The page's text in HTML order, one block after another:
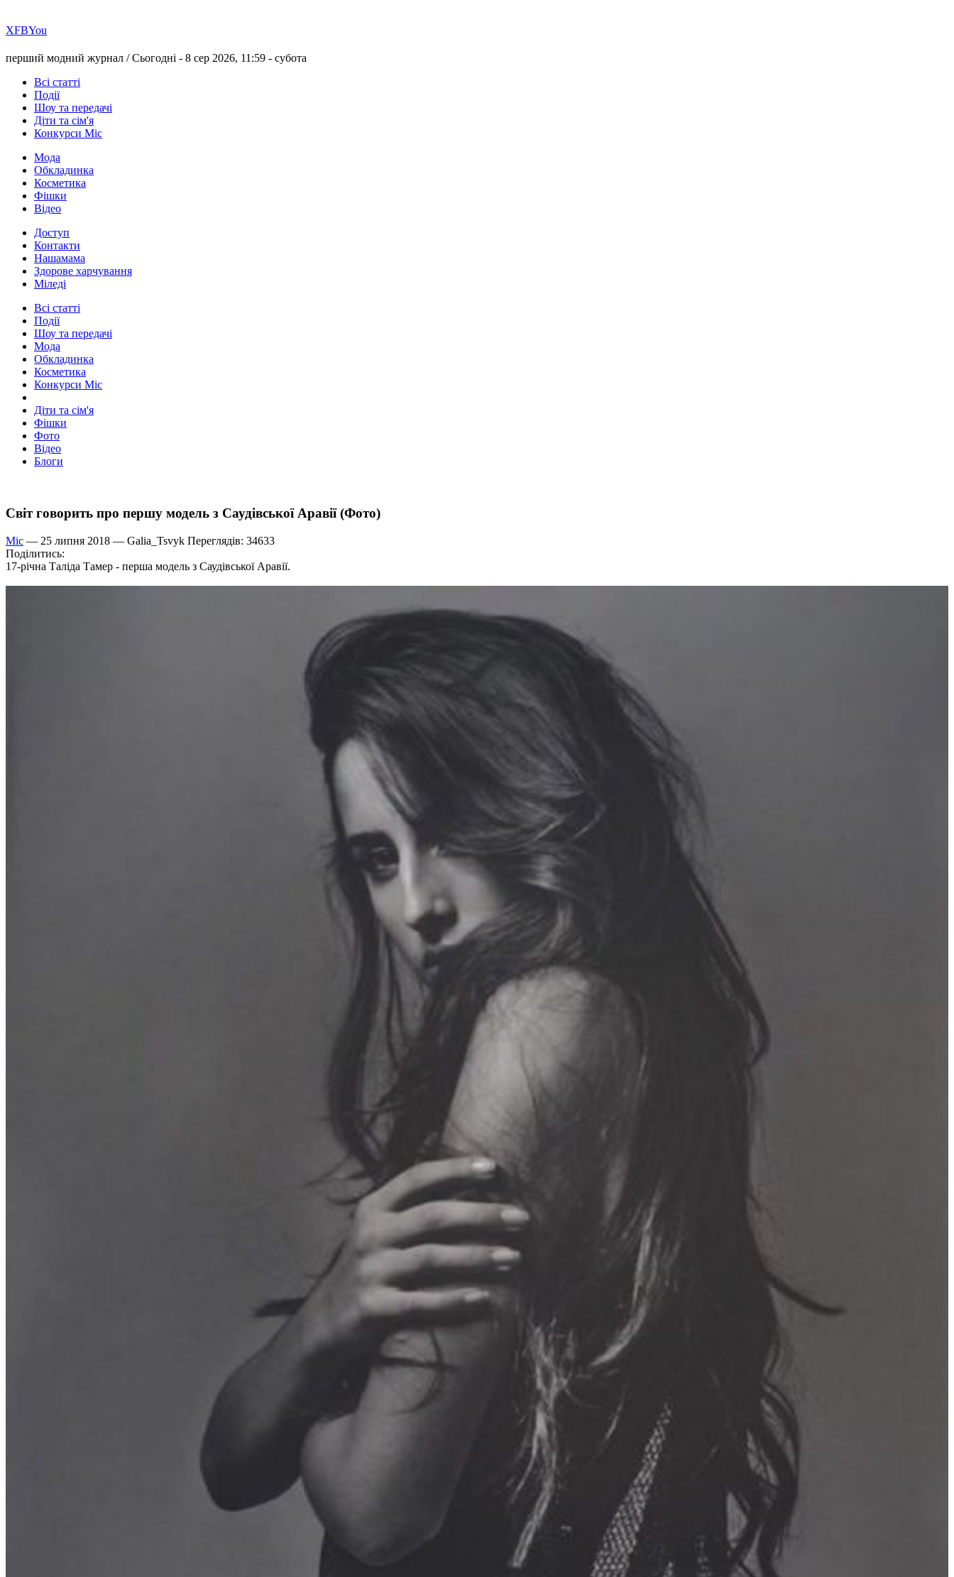
ХFBYou
перший модний журнал /Сьогодні - 8 сер 2026, 11:59 - субота
Всі статті
Події
Шоу та передачі
Діти та сім'я
Конкурси Міс
Мода
Обкладинка
Косметика
Фішки
Відео
Доступ
Контакти
Нашамама
Здорове харчування
Міледі
Всі статті
Події
Шоу та передачі
Мода
Обкладинка
Косметика
Конкурси Міс
Діти та сім'я
Фішки
Фото
Відео
Блоги
Світ говорить про першу модель з Саудівської Аравії (Фото)
Міс — 25 липня 2018 — Galia_Tsvyk Переглядів: 34633
Поділитись:
17-річна Таліда Тамер - перша модель з Саудівської Аравії.